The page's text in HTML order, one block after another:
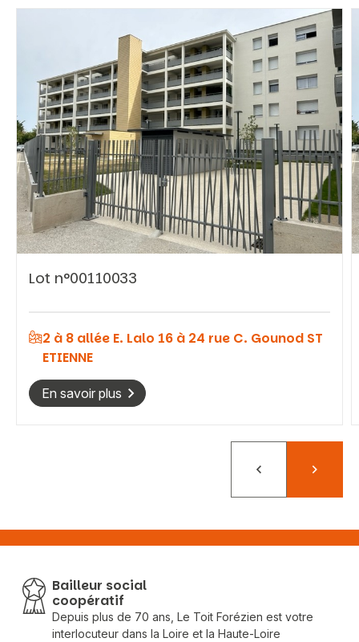
Vous recherchez&nbsp;:
Rechercher
Lot n°00110033
2 à 8 allée E. Lalo 16 à 24 rue C. Gounod ST
ETIENNE
En savoir plus
PrécédentSuivant
Bailleur social
coopératif
Depuis plus de 70 ans, Le Toit Forézien est votre
interlocuteur dans la Loire et la Haute-Loire